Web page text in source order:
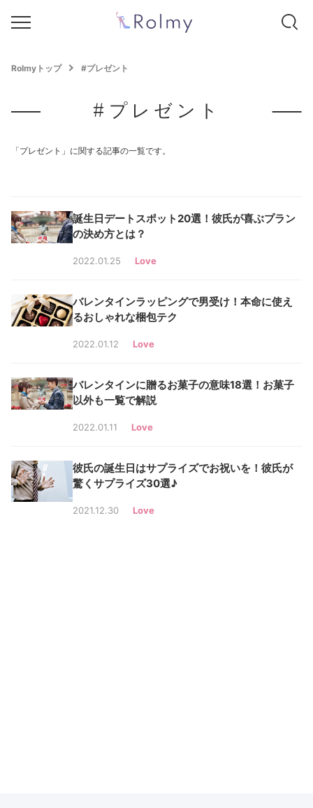
Rolmyトップ #プレゼント
#プレゼント
「プレゼント」に関する記事の一覧です。
誕生日デートスポット20選！彼氏が喜ぶプラン
の決め方とは？
2022.01.25 Love
バレンタインラッピングで男受け！本命に使え
るおしゃれな梱包テク
2022.01.12 Love
バレンタインに贈るお菓子の意味18選！お菓子
以外も一覧で解説
2022.01.11 Love
彼氏の誕生日はサプライズでお祝いを！彼氏が
驚くサプライズ30選♪
2021.12.30 Love